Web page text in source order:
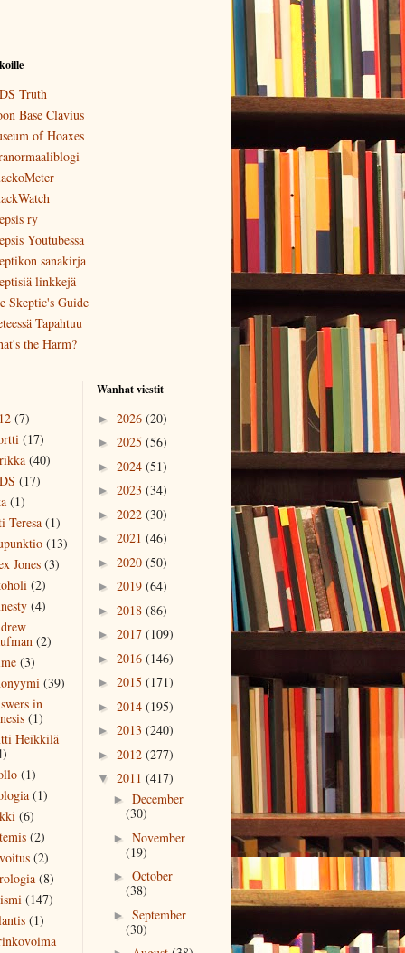
Truth
Base Clavius
of Hoaxes
ry
Youtubessa
sanakirja
linkkejä
Skeptic's Guide
Tapahtuu
the Harm?
(7)
(17)
(40)
(17)
(1)
Teresa (1)
(13)
Jones (3)
(2)
(4)
(2)
(3)
(39)
in
(1)
Heikkilä
(1)
(1)
(6)
(2)
(2)
(8)
(147)
(1)
Wanhat viestit
► 2026 (20)
► 2025 (56)
► 2024 (51)
► 2023 (34)
► 2022 (30)
► 2021 (46)
► 2020 (50)
► 2019 (64)
► 2018 (86)
► 2017 (109)
► 2016 (146)
► 2015 (171)
► 2014 (195)
► 2013 (240)
► 2012 (277)
▼ 2011 (417)
► December
(30)
► November
(19)
► October
(38)
► September
(30)